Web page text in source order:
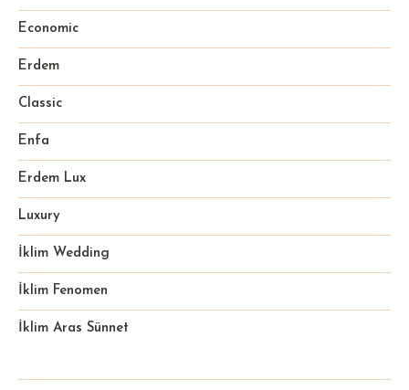
Economic
Erdem
Classic
Enfa
Erdem Lux
Luxury
İklim Wedding
İklim Fenomen
İklim Aras Sünnet